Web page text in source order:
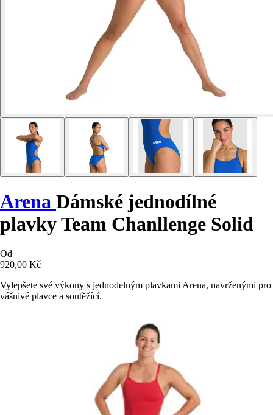
Arena Dámské jednodílné
plavky Team Chanllenge Solid
Od
920,00 Kč
Vylepšete své výkony s jednodelným plavkami Arena, navrženými pro
vášnivé plavce a soutěžící.